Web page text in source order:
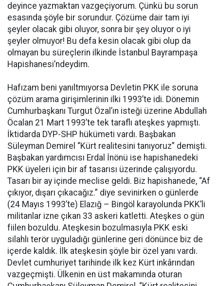
deyince yazmaktan vazgeçiyorum. Çünkü bu sorun
esasında şöyle bir sorundur. Çözüme dair tam iyi
şeyler olacak gibi oluyor, sonra bir şey oluyor o iyi
şeyler olmuyor! Bu defa kesin olacak gibi olup da
olmayan bu süreçlerin ilkinde İstanbul Bayrampaşa
Hapishanesi’ndeydim.
Hafızam beni yanıltmıyorsa Devletin PKK ile soruna
çözüm arama girişimlerinin ilki 1993’te idi. Dönemin
Cumhurbaşkanı Turgut Özal’ın isteği üzerine Abdullah
Öcalan 21 Mart 1993’te tek taraflı ateşkes yapmıştı.
İktidarda DYP-SHP hükümeti vardı. Başbakan
Süleyman Demirel “Kürt realitesini tanıyoruz” demişti.
Başbakan yardımcısı Erdal İnönü ise hapishanedeki
PKK üyeleri için bir af tasarısı üzerinde çalışıyordu.
Tasarı bir ay içinde meclise geldi. Biz hapishanede, “Af
çıkıyor, dışarı çıkacağız.” diye sevinirken o günlerde
(24 Mayıs 1993’te) Elazığ – Bingöl karayolunda PKK’li
militanlar izne çıkan 33 askeri katletti. Ateşkes o gün
fiilen bozuldu. Ateşkesin bozulmasıyla PKK eski
silahlı terör uyguladığı günlerine geri dönünce biz de
içerde kaldık. İlk ateşkesin şöyle bir özel yanı vardı.
Devlet cumhuriyet tarihinde ilk kez Kürt inkârından
vazgeçmişti. Ülkenin en üst makamında oturan